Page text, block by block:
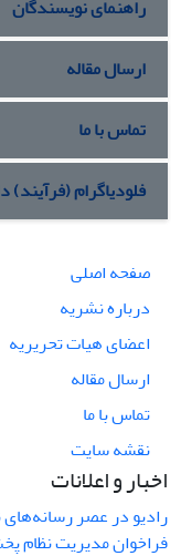
راهنمای نویسندگان
ارسال مقاله
تماس با ما
فلودیاگرام (فرآیند)
صفحه اصلی
درباره نشریه
اعضای هیات تحریریه
ارسال مقاله
تماس با ما
نقشه سایت
اخبار و اعلانات
رادیو در عصر رسانه‌های
فراخوان مدیریت نظام